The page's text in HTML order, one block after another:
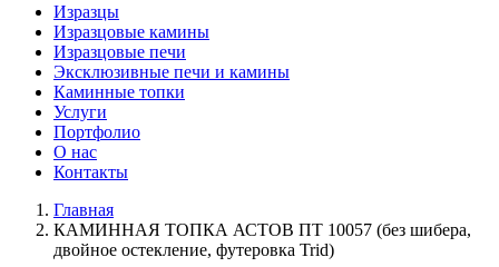
Изразцы
Изразцовые камины
Изразцовые печи
Эксклюзивные печи и камины
Каминные топки
Услуги
Портфолио
О нас
Контакты
Главная
КАМИННАЯ ТОПКА АСТОВ ПТ 10057 (без шибера,
двойное остекление, футеровка Trid)